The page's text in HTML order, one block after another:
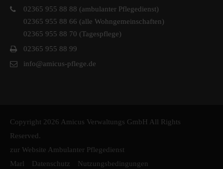
02365 955 88 88 (ambulanter Pflegedienst)
02365 955 88 66 (alle Wohngemeinschaften)
02365 955 88 70 (Tagespflege)
02365 955 88 99
info@amicus-pflege.de
Copyright 2026 Amicus Verwaltungs GmbH All Rights
Reserved.
zur Website Ambulanter Pflegedienst
Marl
Datenschutz Nutzungsbedingungen